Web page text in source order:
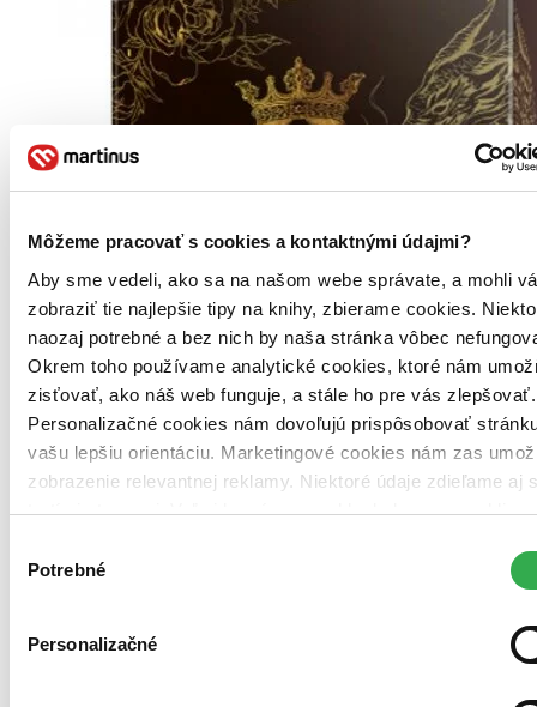
Môžeme pracovať s cookies a kontaktnými údajmi?
Aby sme vedeli, ako sa na našom webe správate, a mohli
zobraziť tie najlepšie tipy na knihy, zbierame cookies.
naozaj potrebné a bez nich by naša stránka vôbec
Okrem toho používame analytické cookies, ktoré nám
zisťovať, ako náš web funguje, a stále ho pre vás zlepšovať.
Personalizačné cookies nám dovoľujú prispôsobovať
vašu lepšiu orientáciu. Marketingové cookies nám zas
zobrazenie relevantnej reklamy. Niektoré údaje zdieľame aj s
tretími stranami. Veľmi by nám pomohlo, keby sme mohli
súhlasu
Potrebné
Personalizačné